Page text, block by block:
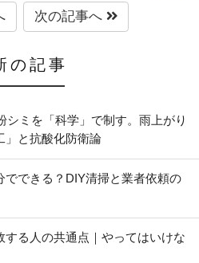
次の記事へ
の記事
シミを「科学」で制す。雨上がり
」と抗酸化防衛論
でできる？DIY清掃と業者依頼の
する人の共通点｜やってはいけな